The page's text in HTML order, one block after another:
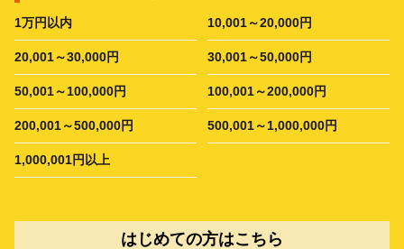
1万円以内 10,001～20,000円
20,001～30,000円 30,001～50,000円
50,001～100,000円 100,001～200,000円
200,001～500,000円 500,001～1,000,000円
1,000,001円以上
はじめての方はこちら